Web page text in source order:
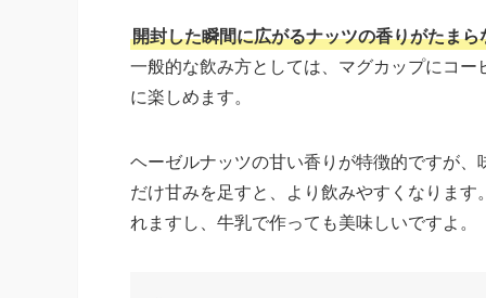
開封した瞬間に広がるナッツの香りがたま
一般的な飲み方としては、マグカップにコ
に楽しめます。
ヘーゼルナッツの甘い香りが特徴的ですが
だけ甘みを足すと、より飲みやすくなりま
れますし、牛乳で作っても美味しいですよ。